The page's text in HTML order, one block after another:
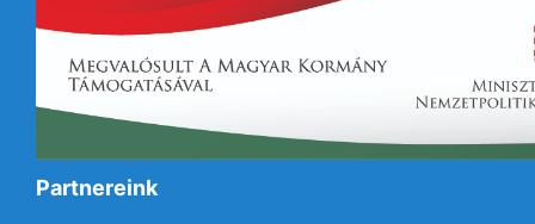
Partnereink